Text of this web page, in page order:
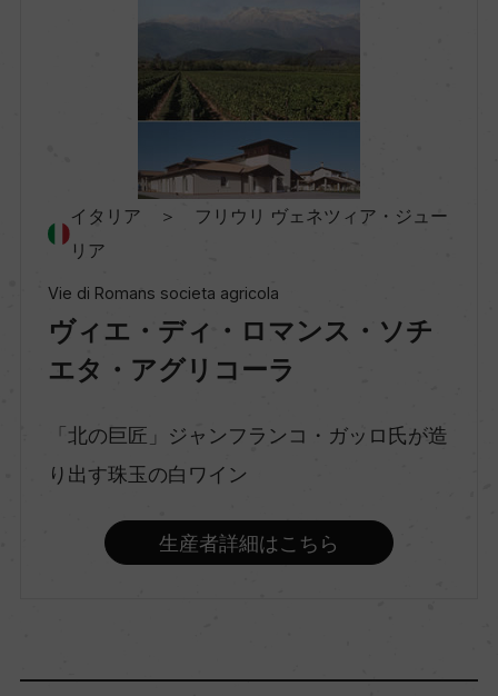
フリウリ イソンツォ
スティルワイン
味わい
ピノ・ネロ 100%
イタリア ＞ フリウリ ヴェネツィア・ジュー
リア
Vie di Romans societa agricola
ヴィエ・ディ・ロマンス・ソチ
エタ・アグリコーラ
「北の巨匠」ジャンフランコ・ガッロ氏が造
り出す珠玉の白ワイン
生産者詳細はこちら